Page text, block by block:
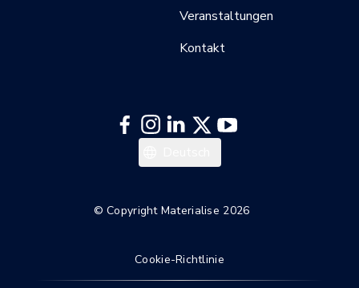
Veranstaltungen
Kontakt
© Copyright Materialise 2026
Cookie-Richtlinie